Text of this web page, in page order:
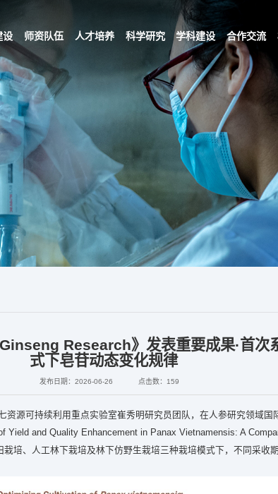
设 师资队伍 人才培养 科学研究 学科建设 合作交流
Research》发表重要成果·首次
式下皂苷动态变化规律
发布日期：2026-06-26 点击数： 159
资源可持续利用重点实验室崔秀明研究员团队，在人参研究领域
Yield and Quality Enhancement in Panax Vietnamensis: A
培、人工林下栽培及林下仿野生栽培三种栽培模式下，不同采收